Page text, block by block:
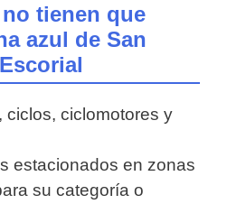
tienen que
azul de San
ciclos, ciclomotores y
estacionados en zonas
su categoría o